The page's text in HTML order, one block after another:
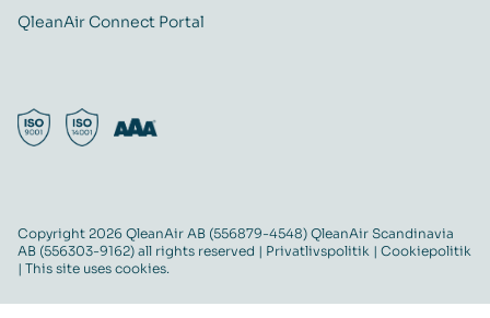
QleanAir Connect Portal
Copyright 2026 QleanAir AB (556879-4548) QleanAir Scandinavia
AB (556303-9162) all rights reserved | Privatlivspolitik | Cookiepolitik
| This site uses cookies.